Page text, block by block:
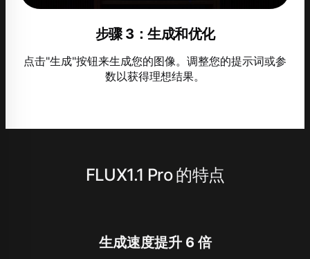
步骤 3：生成和优化
点击"生成"按钮来生成您的图像。调整您的提示词或参
数以获得理想结果。
FLUX1.1 Pro 的特点
生成速度提升 6 倍